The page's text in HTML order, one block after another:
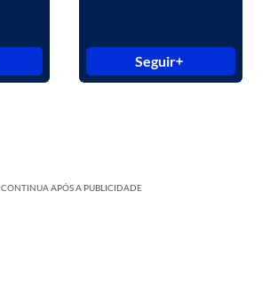
Seguir
CONTINUA APÓS A PUBLICIDADE